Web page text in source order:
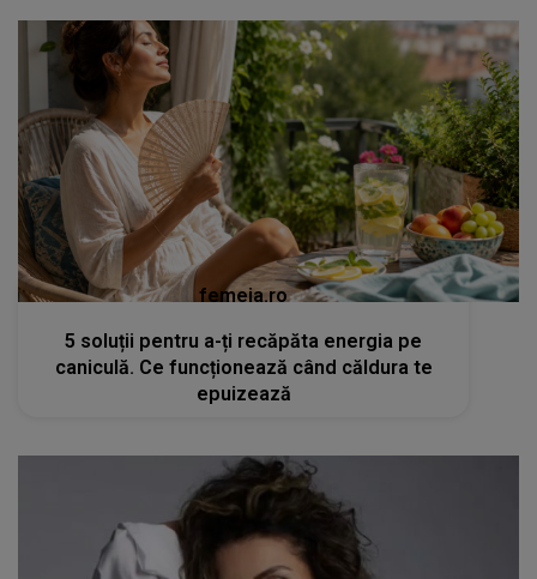
femeia.ro
5 soluții pentru a-ți recăpăta energia pe
caniculă. Ce funcționează când căldura te
epuizează